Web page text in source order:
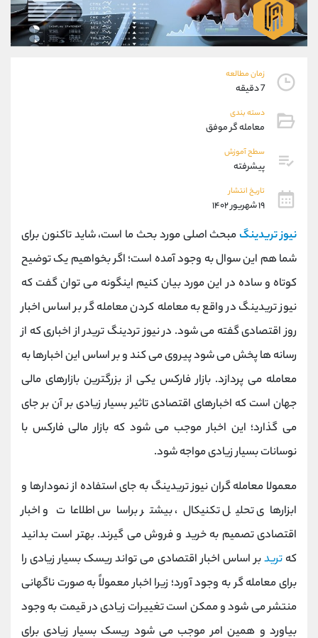
زمان مطالعه
7 دقیقه
دسته بندی
معامله گر موفق
سطح آموزش
پیشرفته
تاریخ انتشار
۱۹ شهریور ۱۴۰۲
نیوز تریدینگمبحث اصلی مورد بحث ما است، شاید تاکنون برای
شما هم این سوال به وجود آمده است؛ اگر بخواهیم یک توضیح
کوتاه و ساده در این مورد بیان کنیم اینگونه می توان گفت که
نیوز تریدینگ در واقع به معامله‌ کردن معامله گر بر اساس اخبار
روز اقتصادی گفته می ‌شود. در نیوز تردینگ تریدر از اخباری که از
رسانه ها پخش می شود پیروی می کند و بر اساس این اخبارها به
معامله می پردازد. بازار فارکس یکی از بزرگترین بازارهای مالی
جهان است که اخبارهای اقتصادی تاثیر بسیار زیادی بر آن بر جای
می گذارد؛ این اخبار موجب می شود که بازار مالی فارکس با
نوسانات بسیار زیادی مواجه شود.
معمولا معامله‌ گران نیوز تریدینگ به جای استفاده از نمودارها و
ابزارهای تحلیل تکنیکال، بیشتر براساس اطلاعات و اخبار
اقتصادی تصمیم به خرید و فروش می‌ گیرند. بهتر است بدانید
کهتریدبر اساس اخبار اقتصادی می تواند ریسک بسیار زیادی را
برای معامله گر به وجود آورد؛ زیرا اخبار معمولاً به صورت ناگهانی
منتشر می‌ شود و ممکن است تغییرات زیادی در قیمت به وجود
بیاورد و همین امر موجب می شود ریسک بسیار زیادی برای
09194198792
واتساپ شروع گفتگو
تلگرام @Armteam_admin_33
پشتیبان فروش
موبایل
اطلاعات تماس (دفتر فروش)
تلفن 021-22021030
021-22021040
بدون پیش شماره
اینستاگرام @alireza.mehrabii
کانال تلگرام @alirezamehrabi_com
@alirezamehrabi_official